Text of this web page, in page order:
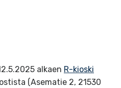
alkaen R-kioski
(Asematie 2, 21530